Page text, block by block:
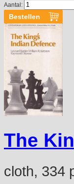
Aantal:
The
cloth, 334